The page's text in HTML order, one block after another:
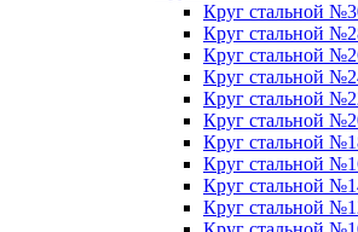
Круг стальной
Круг стальной
Круг стальной
Круг стальной
Круг стальной
Круг стальной
Круг стальной
Круг стальной
Круг стальной
Круг стальной